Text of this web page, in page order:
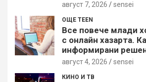
август 7, 2026 sensei
ОЩЕ TEEN
Все повече млади
с онлайн хазарта.
информирани
август 4, 2026 sensei
КИНО И ТВ